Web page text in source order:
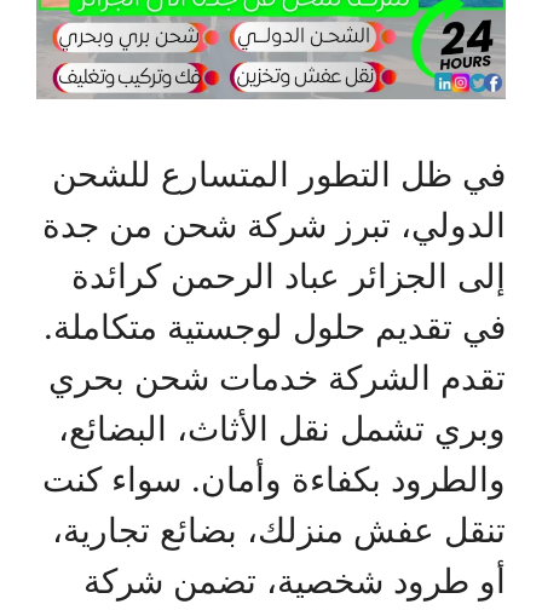
في ظل التطور المتسارع للشحن
الدولي، تبرز شركة شحن من جدة
إلى الجزائر عباد الرحمن كرائدة
في تقديم حلول لوجستية متكاملة.
تقدم الشركة خدمات شحن بحري
وبري تشمل نقل الأثاث، البضائع،
والطرود بكفاءة وأمان. سواء كنت
تنقل عفش منزلك، بضائع تجارية،
أو طرود شخصية، تضمن شركة